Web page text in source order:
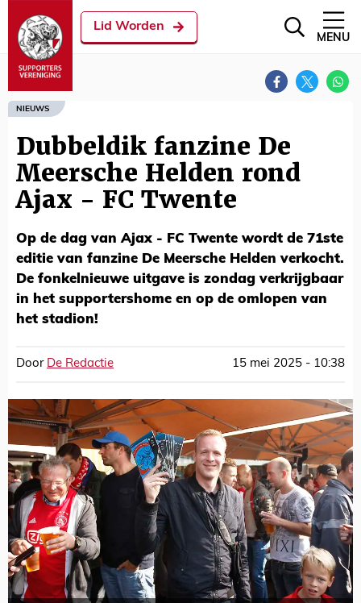
Lid Worden
MENU
NIEUWS
Dubbeldik fanzine De
Meersche Helden rond
Ajax - FC Twente
Op de dag van Ajax - FC Twente wordt de 71ste
editie van fanzine De Meersche Helden verkocht.
De fonkelnieuwe uitgave is zondag verkrijgbaar
in het supportershome en op de omlopen van
het stadion!
Door De Redactie 15 mei 2025 - 10:38